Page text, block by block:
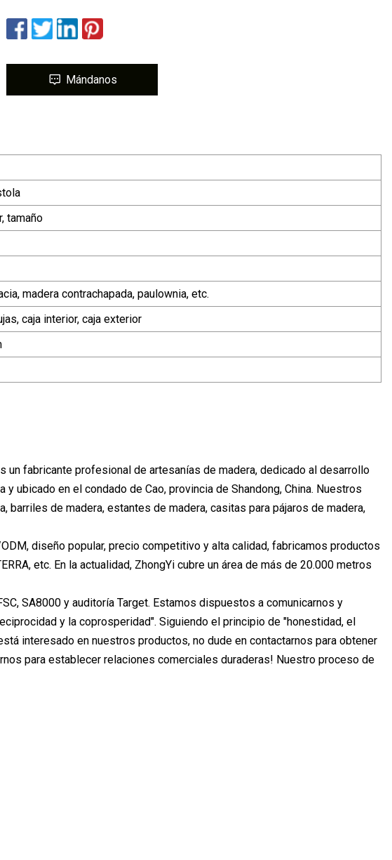
Mándanos
tamaño
madera contrachapada, paulownia, etc.
caja interior, caja exterior
un fabricante profesional de artesanías de madera, dedicado al desarrollo
ubicado en el condado de Cao, provincia de Shandong, China. Nuestros
barriles de madera, estantes de madera, casitas para pájaros de madera,
diseño popular, precio competitivo y alta calidad, fabricamos productos
etc. En la actualidad, ZhongYi cubre un área de más de 20.000 metros
SA8000 y auditoría Target. Estamos dispuestos a comunicarnos y
y la coprosperidad". Siguiendo el principio de "honestidad, el
interesado en nuestros productos, no dude en contactarnos para obtener
para establecer relaciones comerciales duraderas! Nuestro proceso de